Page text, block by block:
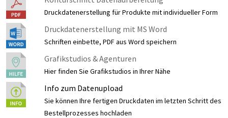
Druckdatenerstellung für Produkte mit individueller Form
Druckdatenerstellung mit MS Word
Schriften einbette, PDF aus Word speichern
Grafikstudios & Agenturen
Hier finden Sie Grafikstudios in Ihrer Nähe
Info zum Datenupload
Sie können Ihre fertigen Druckdaten im letzten Schritt des
Bestellprozesses hochladen